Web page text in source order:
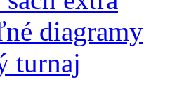
diagramy
turnaj